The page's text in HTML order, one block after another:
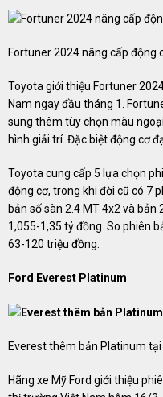
Fortuner 2024 nâng cấp động
Toyota giới thiệu Fortuner
Nam ngay đầu tháng 1.
sung thêm tùy chọn màu
hình giải trí. Đặc biệt động cơ
Toyota cung cấp 5 lựa chọn
động cơ, trong khi đời cũ có 7
bản số sàn 2.4 MT 4x2 và bản
1,055-1,35 tỷ đồng. So phiên
63-120 triệu đồng.
Ford Everest Platinum
Everest thêm bản Platinum
Hãng xe Mỹ Ford giới thiệu